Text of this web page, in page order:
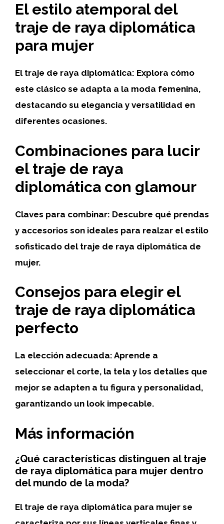
El estilo atemporal del
traje de raya diplomática
para mujer
El traje de raya diplomática: Explora cómo
este clásico se adapta a la moda femenina,
destacando su elegancia y versatilidad en
diferentes ocasiones.
Combinaciones para lucir
el traje de raya
diplomática con glamour
Claves para combinar: Descubre qué prendas
y accesorios son ideales para realzar el estilo
sofisticado del traje de raya diplomática de
mujer.
Consejos para elegir el
traje de raya diplomática
perfecto
La elección adecuada: Aprende a
seleccionar el corte, la tela y los detalles que
mejor se adapten a tu figura y personalidad,
garantizando un look impecable.
Más información
¿Qué características distinguen al traje
de raya diplomática para mujer dentro
del mundo de la moda?
El traje de raya diplomática para mujer se